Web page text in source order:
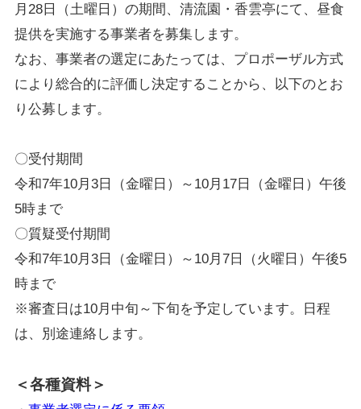
月28日（土曜日）の期間、清流園・香雲亭にて、昼食
提供を実施する事業者を募集します。
なお、事業者の選定にあたっては、プロポーザル方式
により総合的に評価し決定することから、以下のとお
り公募します。
〇受付期間
令和7年10月3日（金曜日）～10月17日（金曜日）午後
5時まで
〇質疑受付期間
令和7年10月3日（金曜日）～10月7日（火曜日）午後5
時まで
※審査日は10月中旬～下旬を予定しています。日程
は、別途連絡します。
＜各種資料＞